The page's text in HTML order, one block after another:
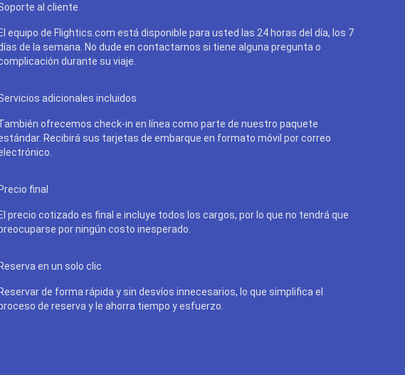
al cliente
El equipo de Flightics.com está disponible para usted las 24 horas del día, los 7
de la semana. No dude en contactarnos si tiene alguna pregunta o
durante su viaje.
adicionales incluidos
ofrecemos check-in en línea como parte de nuestro paquete
Recibirá sus tarjetas de embarque en formato móvil por correo
Precio final
El precio cotizado es final e incluye todos los cargos, por lo que no tendrá que
por ningún costo inesperado.
Reserva en un solo clic
Reservar de forma rápida y sin desvíos innecesarios, lo que simplifica el
de reserva y le ahorra tiempo y esfuerzo.